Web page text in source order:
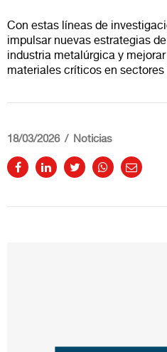
Con estas líneas de
impulsar nuevas estrategias
industria metalúrgica y
materiales críticos en sectores
18/03/2026 Noticias